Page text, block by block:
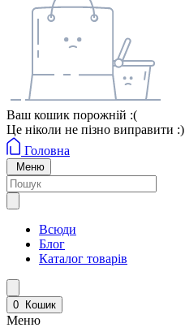
Ваш кошик порожній :(
Це ніколи не пізно виправити :)
Головна
Меню
Всюди
Блог
Каталог товарів
0 Кошик
Меню